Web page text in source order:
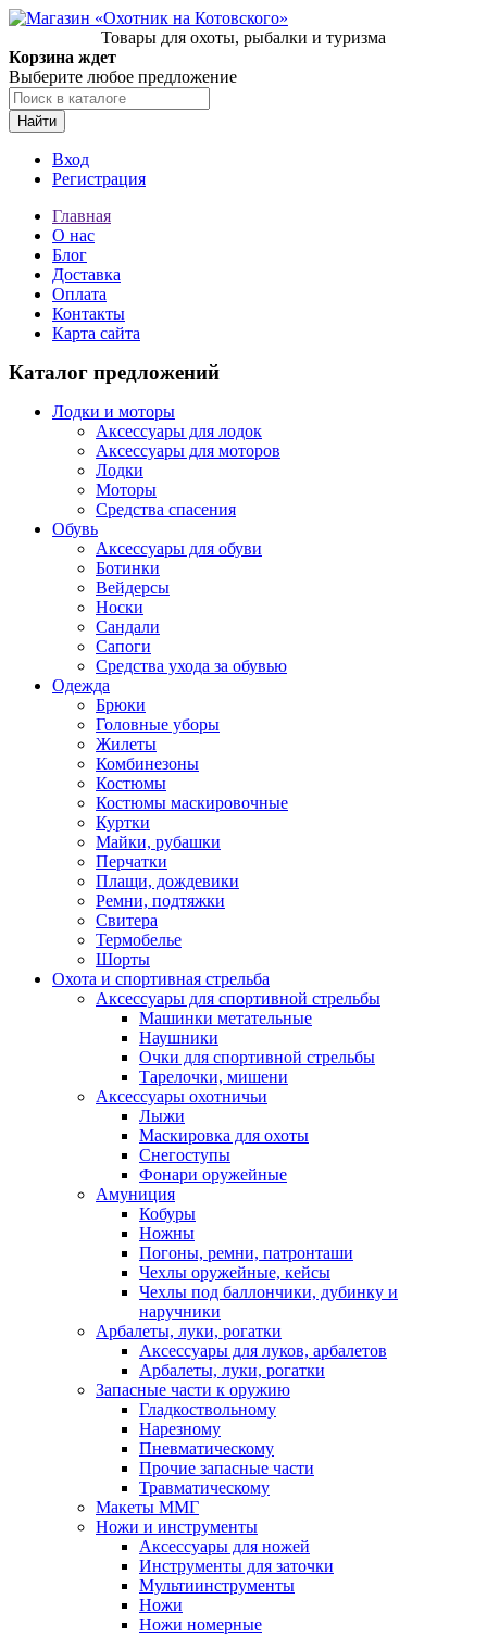
Товары для охоты, рыбалки и туризма
Корзина ждет
Выберите любое предложение
Найти
Вход
Регистрация
Главная
О нас
Блог
Доставка
Оплата
Контакты
Карта сайта
Каталог предложений
Лодки и моторы
Аксессуары для лодок
Аксессуары для моторов
Лодки
Моторы
Средства спасения
Обувь
Аксессуары для обуви
Ботинки
Вейдерсы
Носки
Сандали
Сапоги
Средства ухода за обувью
Одежда
Брюки
Головные уборы
Жилеты
Комбинезоны
Костюмы
Костюмы маскировочные
Куртки
Майки, рубашки
Перчатки
Плащи, дождевики
Ремни, подтяжки
Свитера
Термобелье
Шорты
Охота и спортивная стрельба
Аксессуары для спортивной стрельбы
Машинки метательные
Наушники
Очки для спортивной стрельбы
Тарелочки, мишени
Аксессуары охотничьи
Лыжи
Маскировка для охоты
Снегоступы
Фонари оружейные
Амуниция
Кобуры
Ножны
Погоны, ремни, патронташи
Чехлы оружейные, кейсы
Чехлы под баллончики, дубинку и
наручники
Арбалеты, луки, рогатки
Аксессуары для луков, арбалетов
Арбалеты, луки, рогатки
Запасные части к оружию
Гладкоствольному
Нарезному
Пневматическому
Прочие запасные части
Травматическому
Макеты ММГ
Ножи и инструменты
Аксессуары для ножей
Инструменты для заточки
Мультиинструменты
Ножи
Ножи номерные